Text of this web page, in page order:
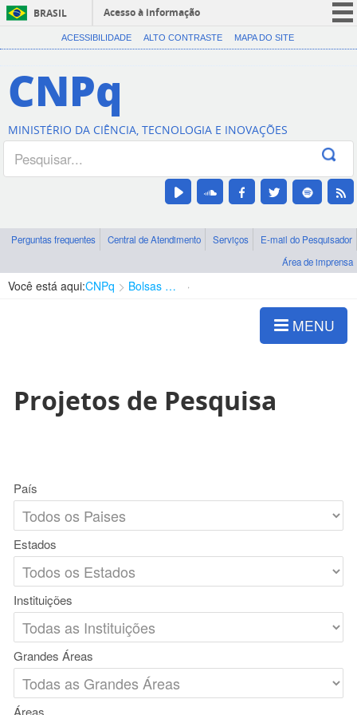
BRASIL
Acesso à informação
CORONAVÍRUS (COVID-19)
Canais
ACESSIBILIDADE ALTO CONTRASTE MAPA DO SITE
CNPq
MINISTÉRIO DA CIÊNCIA, TECNOLOGIA E INOVAÇÕES
Perguntas frequentes Central de Atendimento Serviços
E-mail do Pesquisador
Área de imprensa
Você está aqui:CNPq Bolsas e Auxílios Vigentes
MENU
Projetos de Pesquisa
País
Estados
Instituições
Grandes Áreas
Áreas